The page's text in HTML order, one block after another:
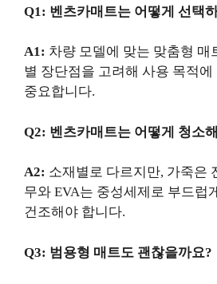
Q1: 벤츠카매트는 어떻게 선택
A1: 차량 모델에 맞는 맞춤형 매
별 장단점을 고려해 사용 목적에
중요합니다.
Q2: 벤츠카매트는 어떻게 청소
A2: 소재별로 다르지만, 가죽은
무와 EVA는 중성세제로 부드럽
건조해야 합니다.
Q3: 범용형 매트도 괜찮을까요?